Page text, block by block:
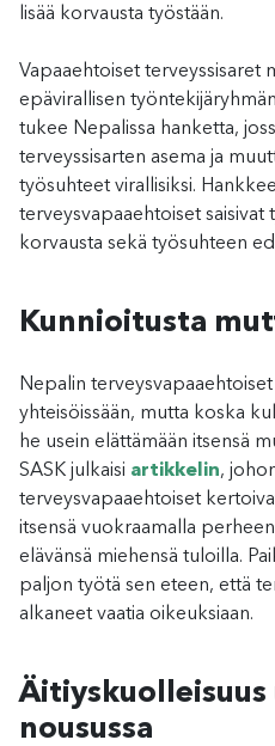
lisää korvausta työstään.
Vapaaehtoiset terveyssisaret
epävirallisen
tukee Nepalissa hanketta,
terveyssisarten asema ja
työsuhteet virallisiksi.
terveysvapaaehtoiset saisivat
korvausta sekä työsuhteen
Kunnioitusta
Nepalin
yhteisöissään, mutta koska
he usein elättämään itsensä
SASK julkaisi artikkelin,
terveysvapaaehtoiset
itsensä vuokraamalla
elävänsä miehensä tuloilla.
paljon työtä sen eteen, että
alkaneet vaatia oikeuksiaan.
Äitiyskuolleisuus
nousussa